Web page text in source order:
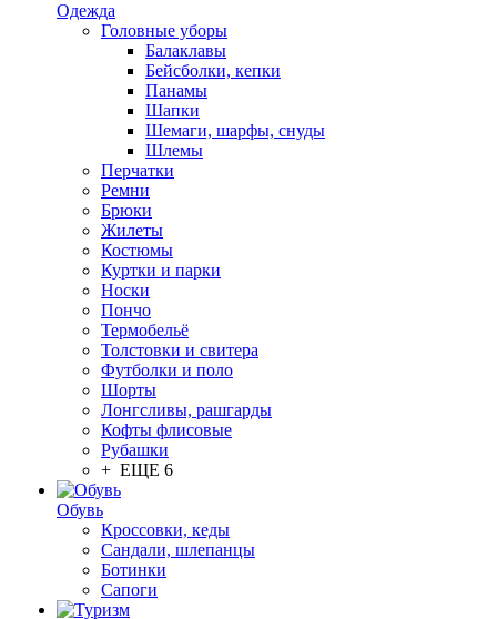
Одежда
Головные уборы
Балаклавы
Бейсболки, кепки
Панамы
Шапки
Шемаги, шарфы, снуды
Шлемы
Перчатки
Ремни
Брюки
Жилеты
Костюмы
Куртки и парки
Носки
Пончо
Термобельё
Толстовки и свитера
Футболки и поло
Шорты
Лонгсливы, рашгарды
Кофты флисовые
Рубашки
+ ЕЩЕ 6
Обувь
Кроссовки, кеды
Сандали, шлепанцы
Ботинки
Сапоги